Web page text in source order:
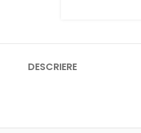
DESCRIERE